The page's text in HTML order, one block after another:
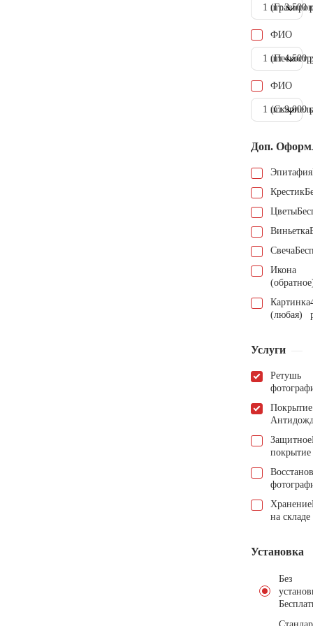
1 шт.3.500
ФИО
1 шт.4.500
ФИО
1 шт.9.000
Доп.
Эпитафия
Крестик
Цветы
Виньетка
Свеча
Икона
Картинка
(любая)
Услуги
Ретушь
Покрытие
Защитное
покрытие
Хранение
на складе
Установка
Без